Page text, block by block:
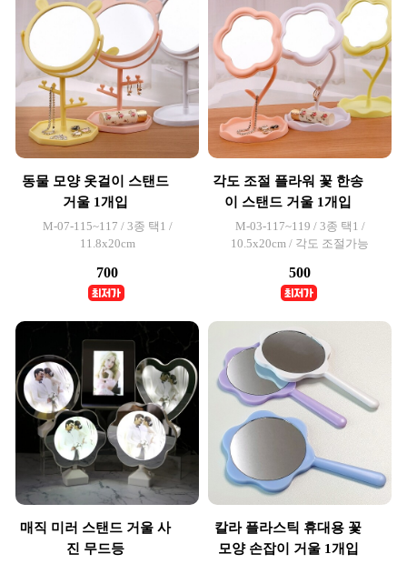
동물 모양 옷걸이 스탠드
거울 1개입
M-07-115~117 / 3종 택1 /
11.8x20cm
700
각도 조절 플라워 꽃 한송
이 스탠드 거울 1개입
M-03-117~119 / 3종 택1 /
10.5x20cm / 각도 조절가능
500
매직 미러 스탠드 거울 사
진 무드등
칼라 플라스틱 휴대용 꽃
모양 손잡이 거울 1개입